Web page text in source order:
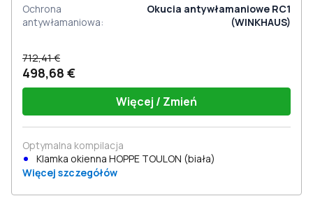
Ochrona
antywłamaniowa:
Okucia antywłamaniowe RC1
(WINKHAUS)
712,41 €
498,68 €
Więcej / Zmień
Optymalna kompilacja
Klamka okienna HOPPE TOULON (biała)
Więcej szczegółów